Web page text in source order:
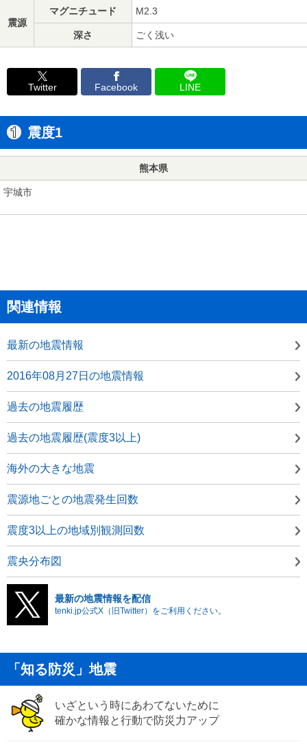
震源
マグニチュード M2.3
深さ ごく浅い
Twitter Facebook LINE
震度1
熊本県
宇城市
関連情報
最新の地震情報
2016年08月27日の地震情報
過去の地震履歴
過去の地震履歴(震度3以上)
海外の大きな地震
震源地ごとの地震発生回数
震度3以上の地域別観測回数
震央分布図
最新の地震情報を配信
tenki.jp公式X（旧Twitter）をご利用ください。
「知る防災」地震
いざという時にあわてないために
確かな情報と行動で防災力アップ